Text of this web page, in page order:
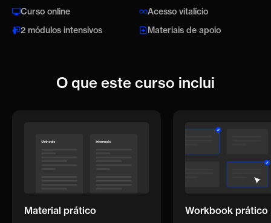
escalar, com o que deu certo e o que deu errado
Defensibilidade & Moat: como criar um negócio
rápido não é mágica, é método, e como simplificar
o negócio para escalar
Curso online
Acesso vitalício
2 módulos intensivos
Materiais de apoio
O que este curso inclui
Material prático Workbook prático